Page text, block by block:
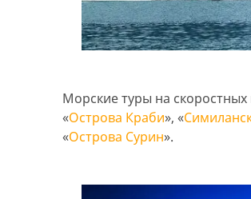
Морские туры на скоростных
«Острова Краби», «
«Острова Сурин».